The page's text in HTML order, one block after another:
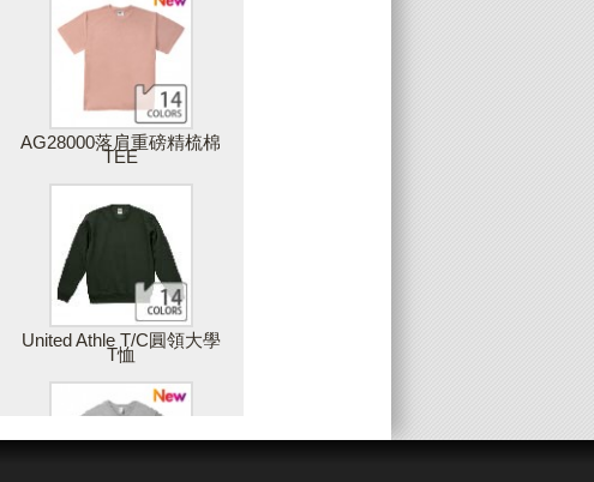
可上傳您獨一無二的圖片，圖片品質會影
響最後商品的呈現，因此，Partee建議您
增加藝廊圖片
您可以使用雙擊或拖拉的方式，將藝廊中
的素材加入設計作品中
姓名與數字(團服)
製作團體服的最佳工具，只要建立一個範
本後，輸入團員的姓名或數字，就可以大
量製作出屬於每個人的專屬衣服，例如：
AG28000落肩重磅精梳棉
TEE
United Athle T/C圓領大學
T恤